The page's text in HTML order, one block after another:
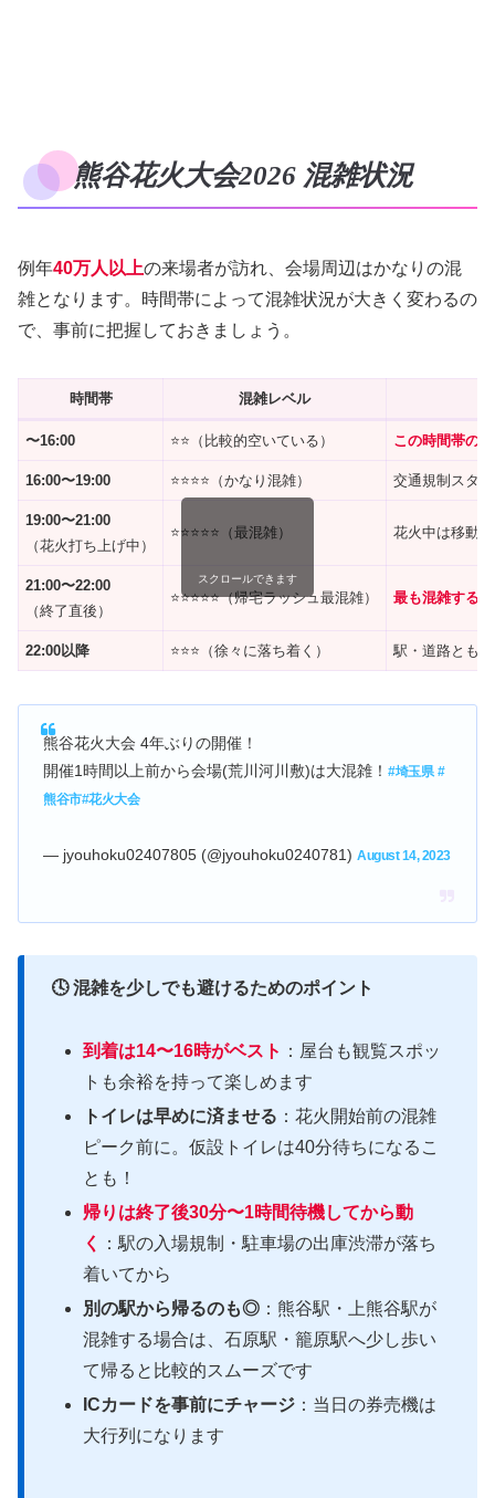
熊谷花火大会2026 混雑状況
例年40万人以上の来場者が訪れ、会場周辺はかなりの混
雑となります。時間帯によって混雑状況が大きく変わるの
で、事前に把握しておきましょう。
時間帯 混雑レベル
〜16:00 ⭐⭐（比較的空いている） この時間帯の
16:00〜19:00 ⭐⭐⭐⭐（かなり混雑） 交通規制スタ
19:00〜21:00
（花火打ち上げ中）
⭐⭐⭐⭐⭐（最混雑） 花火中は移動
21:00〜22:00
（終了直後）
⭐⭐⭐⭐⭐（帰宅ラッシュ最混雑） 最も混雑する
22:00以降 ⭐⭐⭐（徐々に落ち着く） 駅・道路とも
スクロールできます
熊谷花火大会 4年ぶりの開催！
開催1時間以上前から会場(荒川河川敷)は大混雑！ #埼玉県 #
熊谷市#花火大会
— jyouhoku02407805 (@jyouhoku0240781) August 14, 2023
🕓 混雑を少しでも避けるためのポイント
到着は14〜16時がベスト ：屋台も観覧スポッ
トも余裕を持って楽しめます
トイレは早めに済ませる ：花火開始前の混雑
ピーク前に。仮設トイレは40分待ちになるこ
とも！
帰りは終了後30分〜1時間待機してから動
く
：駅の入場規制・駐車場の出庫渋滞が落ち
着いてから
別の駅から帰るのも◎ ：熊谷駅・上熊谷駅が
混雑する場合は、石原駅・籠原駅へ少し歩い
て帰ると比較的スムーズです
ICカードを事前にチャージ ：当日の券売機は
大行列になります